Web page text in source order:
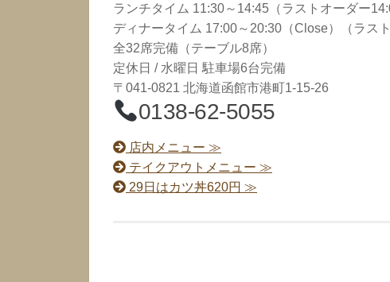
ランチタイム 11:30～14:45（ラストオーダー
ディナータイム 17:00～20:30（Close）（ラス
全32席完備（テーブル8席）
定休日 / 水曜日 駐車場6台完備
〒041-0821 北海道函館市港町1-15-26
0138-62-5055
店内メニュー ≫
テイクアウトメニュー ≫
29日はカツ丼620円 ≫